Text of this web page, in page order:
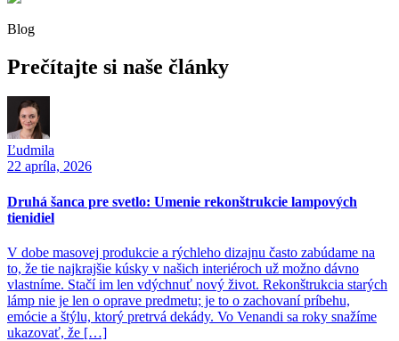
Blog
Prečítajte si naše články
Ľudmila
22 apríla, 2026
Druhá šanca pre svetlo: Umenie rekonštrukcie lampových
tienidiel
V dobe masovej produkcie a rýchleho dizajnu často zabúdame na
to, že tie najkrajšie kúsky v našich interiéroch už možno dávno
vlastníme. Stačí im len vdýchnuť nový život. Rekonštrukcia starých
lámp nie je len o oprave predmetu; je to o zachovaní príbehu,
emócie a štýlu, ktorý pretrvá dekády. Vo Venandi sa roky snažíme
ukazovať, že […]